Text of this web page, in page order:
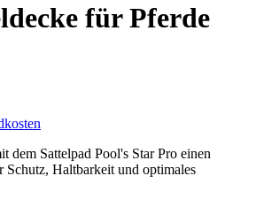
für Pferde
dem Sattelpad Pool's Star Pro einen
Schutz, Haltbarkeit und optimales